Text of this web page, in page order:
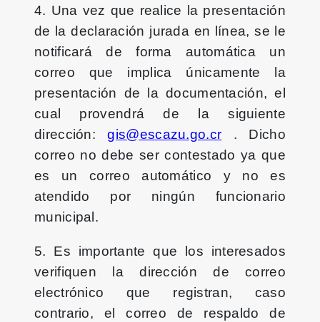
4. Una vez que realice la presentación
de la declaración jurada en línea, se le
notificará de forma automática un
correo que implica únicamente la
presentación de la documentación, el
cual provendrá de la siguiente
dirección:gis@escazu.go.cr . Dicho
correo no debe ser contestado ya que
es un correo automático y no es
atendido por ningún funcionario
municipal.
5. Es importante que los interesados
verifiquen la dirección de correo
electrónico que registran, caso
contrario, el correo de respaldo de